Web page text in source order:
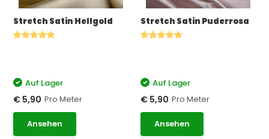
Stretch Satin Hellgold
Auf Lager
€ 5,90 Pro Meter
Ansehen
Stretch Satin Puderrosa
Auf Lager
€ 5,90 Pro Meter
Ansehen